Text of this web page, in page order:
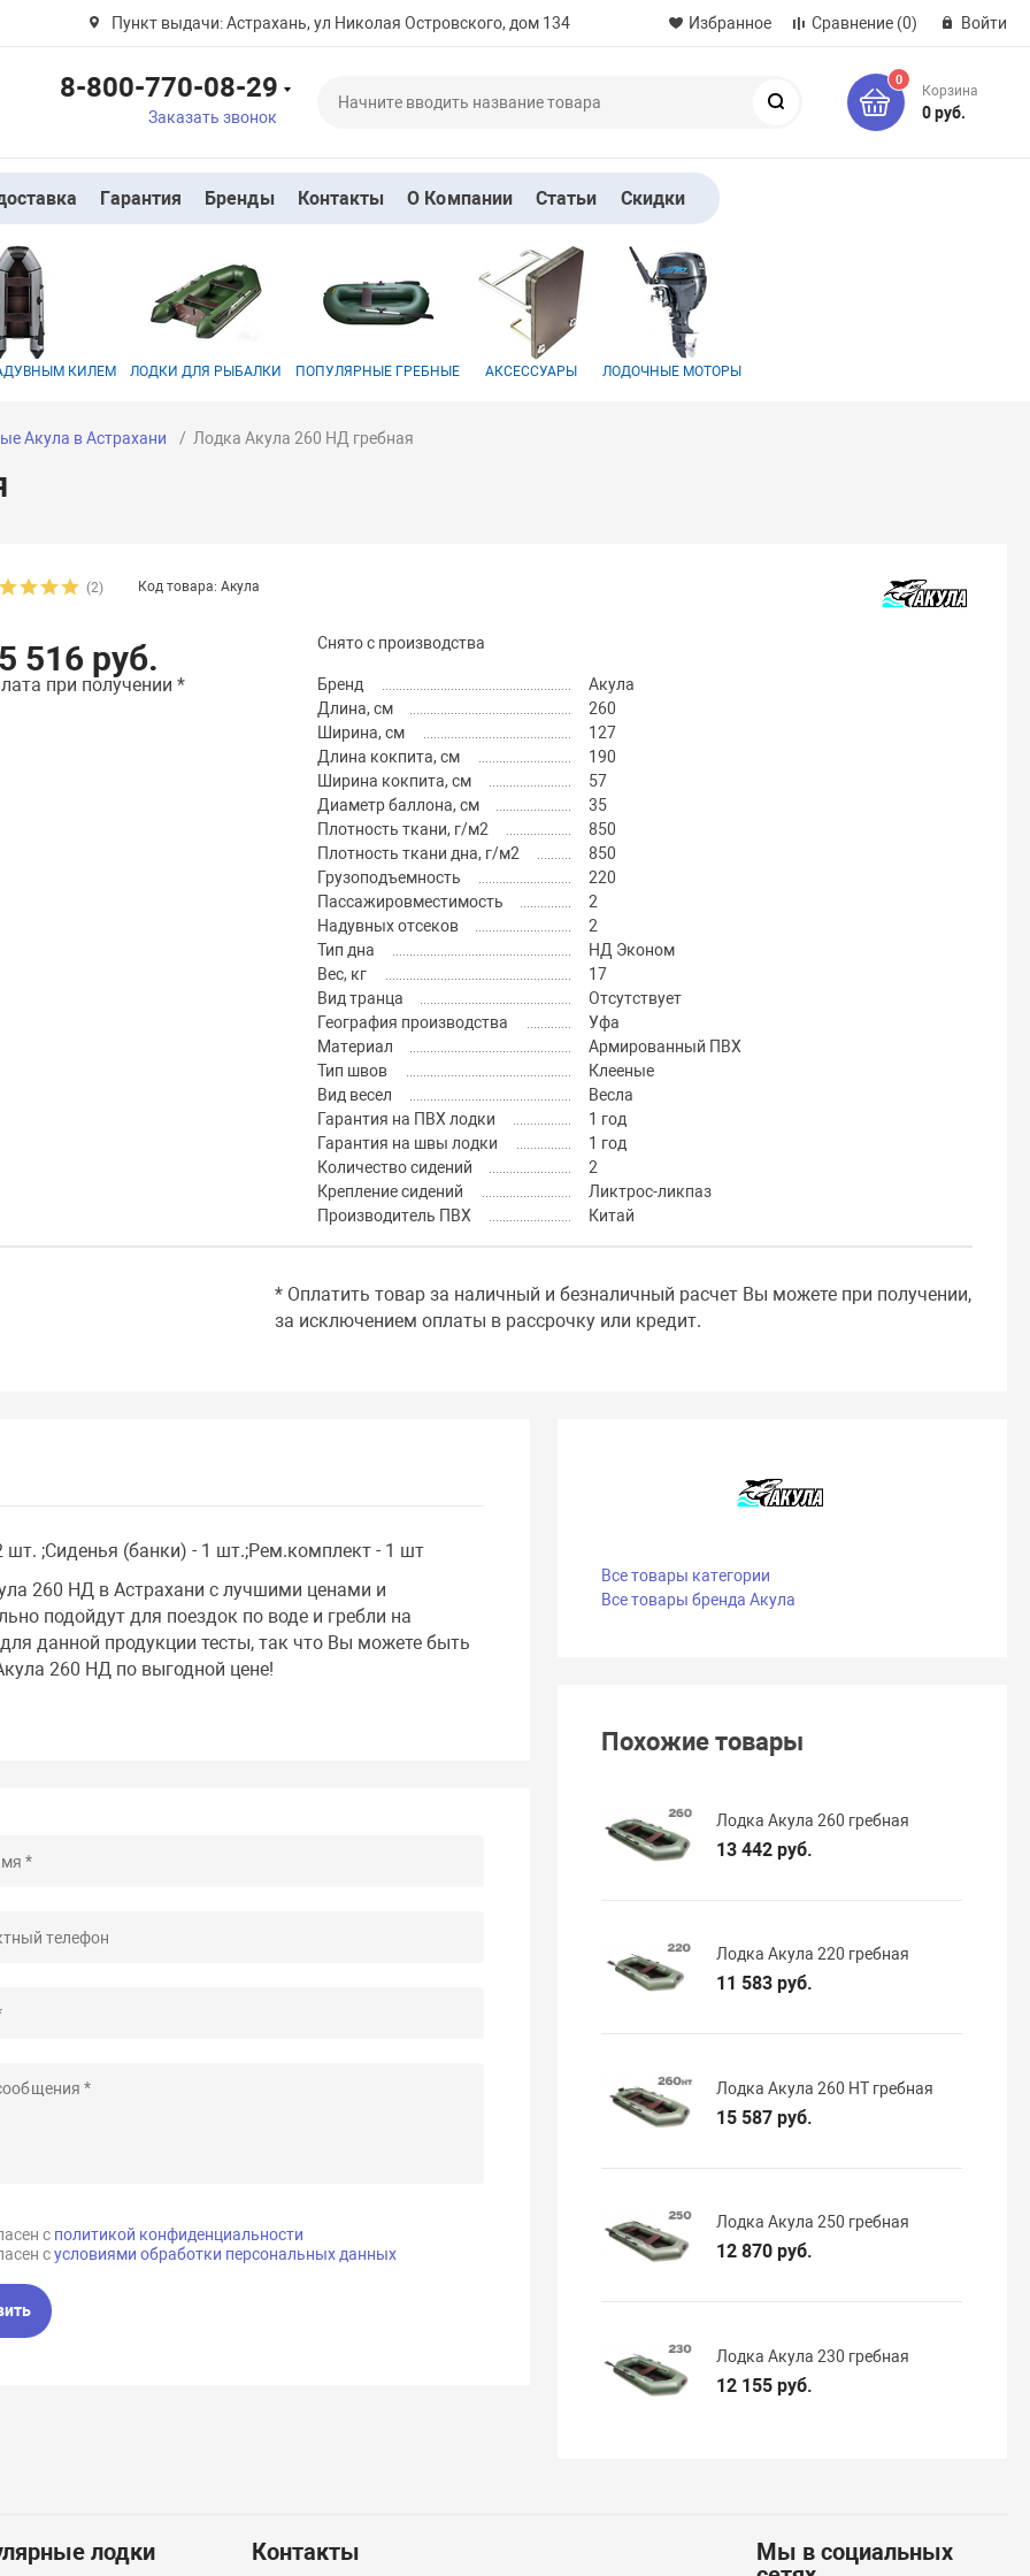
Пункт выдачи: Астрахань, ул Николая Островского, дом 134 Избранное Сравнение (0) Войти
8-800-770-08-29
Заказать звонок
0
Корзина
0 руб.
Гарантия Бренды Контакты О Компании Статьи Скидки
КИЛЕМ ЛОДКИ ДЛЯ РЫБАЛКИ ПОПУЛЯРНЫЕ ГРЕБНЫЕ АКСЕССУАРЫ ЛОДОЧНЫЕ МОТОРЫ
Акула в Астрахани Лодка Акула 260 НД гребная
(2) Код товара: Акула
516 руб.
при получении *
Снято с производства
Бренд
Акула
Длина, см
260
Ширина, см
127
Длина кокпита, см
190
Ширина кокпита, см
57
Диаметр баллона, см
35
Плотность ткани, г/м2
850
Плотность ткани дна, г/м2
850
Грузоподъемность
220
Пассажировместимость
2
Надувных отсеков
2
Тип дна
НД Эконом
Вес, кг
17
Вид транца
Отсутствует
География производства
Уфа
Материал
Армированный ПВХ
Тип швов
Клееные
Вид весел
Весла
Гарантия на ПВХ лодки
1 год
Гарантия на швы лодки
1 год
Количество сидений
2
Крепление сидений
Ликтрос-ликпаз
Производитель ПВХ
Китай
* Оплатить товар за наличный и безналичный расчет Вы можете при получении,
за исключением оплаты в рассрочку или кредит.
;Сиденья (банки) - 1 шт.;Рем.комплект - 1 шт
260 НД в Астрахани с лучшими ценами и
подойдут для поездок по воде и гребли на
данной продукции тесты, так что Вы можете быть
260 НД по выгодной цене!
с политикой конфиденциальности
сусловиями обработки персональных данных
Все товары категории
Все товары бренда Акула
Похожие товары
Лодка Акула 260 гребная
13 442 руб.
Лодка Акула 220 гребная
11 583 руб.
Лодка Акула 260 НТ гребная
15 587 руб.
Лодка Акула 250 гребная
12 870 руб.
Лодка Акула 230 гребная
12 155 руб.
лодки Контакты
Мы в социальных